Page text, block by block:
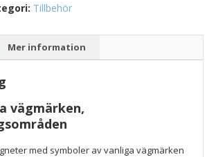
Tillbehör
Mer information
vägmärken,
med symboler av vanliga vägmärken